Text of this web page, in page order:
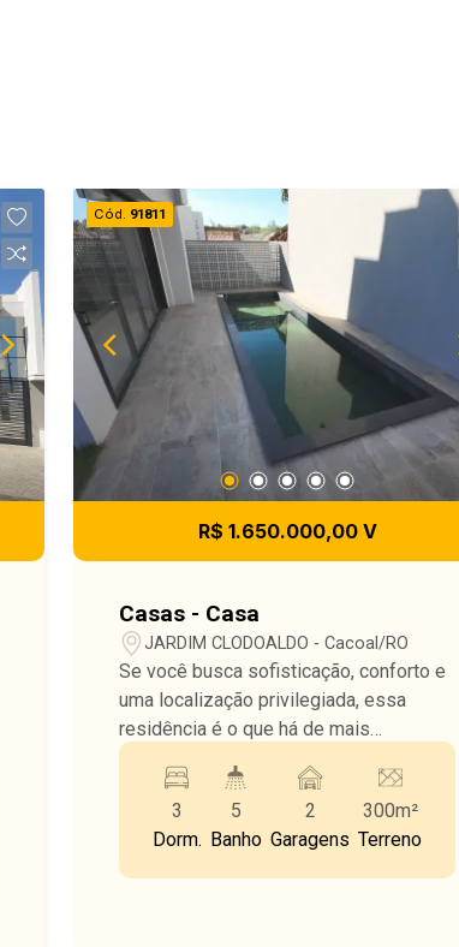
Cód. 91811
R$ 1.650.000,00 V
Casas - Casa
JARDIM CLODOALDO - Cacoal/RO
Se você busca sofisticação, conforto e
uma localização privilegiada, essa
residência é o que há de mais
exclusivo em Cacoal. ? Destaques do
imóvel: ? Terreno de 300m² ?? 3 suítes
amplas e confortáveis ? Piscina com
acabamento premium ? Cozinha
gourmet com churrasqueira integrada ??
3
Dorm.
5
Banho
2
Garagens
300m²
Terreno